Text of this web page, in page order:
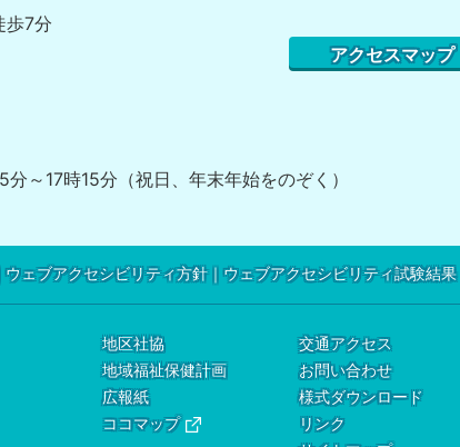
歩7分
アクセスマップ
～17時15分（祝日、年末年始をのぞく）
ウェブアクセシビリティ方針 ウェブアクセシビリティ試験結果
地区社協
地域福祉保健計画
広報紙
ココマップ
交通アクセス
お問い合わせ
様式ダウンロード
リンク